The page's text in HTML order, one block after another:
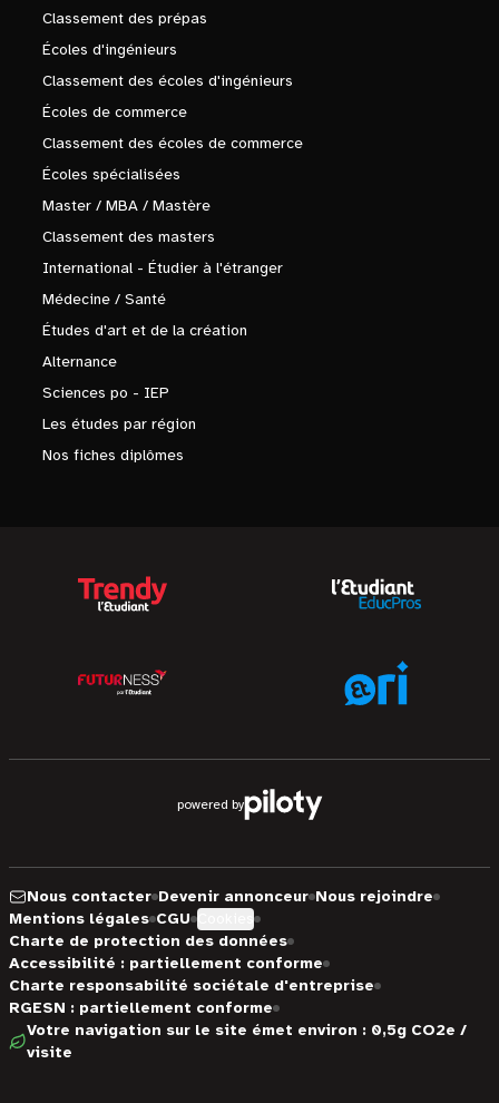
Classement des prépas
Écoles d'ingénieurs
Classement des écoles d'ingénieurs
Écoles de commerce
Classement des écoles de commerce
Écoles spécialisées
Master / MBA / Mastère
Classement des masters
International - Étudier à l'étranger
Médecine / Santé
Études d'art et de la création
Alternance
Sciences po - IEP
Les études par région
Nos fiches diplômes
powered by
Nous contacter Devenir annonceur Nous rejoindre
Mentions légales CGU
Charte de protection des données
Accessibilité : partiellement conforme
Charte responsabilité sociétale d'entreprise
RGESN : partiellement conforme
Votre navigation sur le site émet environ : 0,5g CO2e /
visite